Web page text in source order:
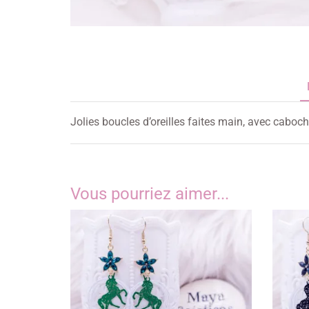
Jolies boucles d’oreilles faites main, avec
Vous pourriez aimer...